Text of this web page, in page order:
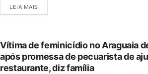
LEIA MAIS
Vítima de feminicídio no Araguaia
após promessa de pecuarista de
restaurante, diz família